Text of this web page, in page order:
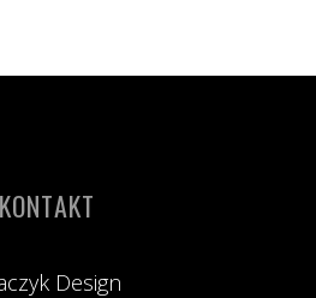
KONTAKT
Design